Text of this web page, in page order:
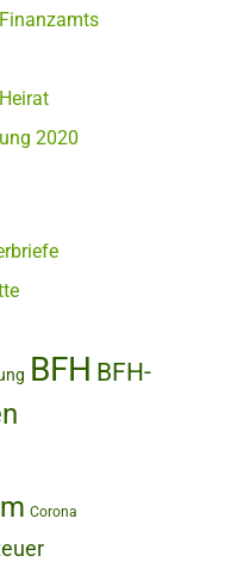
2020
BFH BFH-
Corona